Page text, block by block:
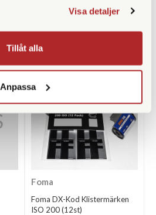
Visa detaljer
Tillåt alla
Anpassa
Foma
Foma DX-Kod Klistermärken
ISO 200 (12st)